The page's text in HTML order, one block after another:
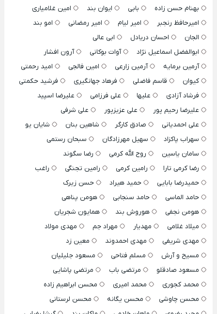
بهنام حسن زاده
بابی ایوان بند
امین غلامیاری
امیرحافظ رنجبر
امیر لیام امیر رمضانی
امو بند
الجان
احسان دریادل
ابی عالی
ابوالفضل اسماعیل نژاد
آوات بوکانی
آرون افشار
آرمین برمایه
آرمین زارعی امین فالجی
امید رحمتی
کیوان
قاسم فاضلی فرهاد جهانگیری
فرشید حکمتی
فرشاد آزادی
علیها علی فرزامی
علیرضا اسپید
علیرضا رحیم پور
علی عزیزپور
علی شرفی
علی احمدیانی
صادق کارگر شاهین بنان
شایان یو
سهراب پاکزاد
سهیل مهرزادگان
سبحان رستمی
سامان یاسین
روح الله کرمی
رضا سگوند
رضا کرمی تارا
رامین کرمی رامین تجنگی
راغب
حمیدرضا بابایی
حمید هیراد
حسن زیرک
حامد الماسی
حامد سنجابی
هومن پناهی
هومن نجفی
هوروش بند
همایون شجریان
میلاد غلامی
مهدیار مهراد جم
مهدی مولاد
مهدی شریفی
مهدی احمدوند
معین زد
مسیح و آرش
مسلم فتاحی
مسعود جلیلیان
مسعود صادقلو
مرتضی باب
مرتضی پاشایی
محمد کجوری
محمد امیری
محسن ابراهیم زاده
محسن چاوشی
محسن یگانه
محسن لرستانی